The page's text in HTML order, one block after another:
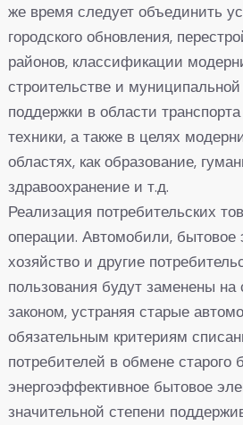
же время следует объединить
городского обновления,
районов, классификации
строительстве и
поддержки в области
техники, а также в целях
областях, как образование,
здравоохранение и т.д.
Реализация потребительских
операции. Автомобили, бытовое
хозяйство и другие
пользования будут заменены
законом, устраняя старые
обязательным критериям
потребителей в обмене старого
энергоэффективное бытовое
значительной степени